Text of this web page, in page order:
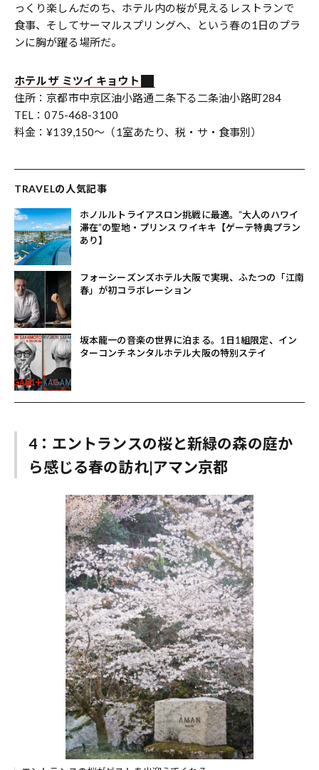
っくり楽しんだのち、ホテル内の桜が見えるレストランで
食事、そしてサーマルスプリングへ、という春の1日のプラ
ンに胸が躍る場所だ。
ホテル ザ ミツイ キョウト
住所：京都市中京区油小路通二条下る二条油小路町284
TEL：075-468-3100
料金：¥139,150〜（1室あたり、税・サ・食事別）
TRAVELの人気記事
ホノルルトライアスロン挑戦に最適。“大人のハワイ
滞在”の聖地・プリンス ワイキキ【ゲーテ特典プラン
あり】
フォーシーズンズホテル大阪で実現、ふたつの「江南
春」が初コラボレーション
坂本龍一の音楽の世界に泊まる。1日1組限定、イン
ターコンチネンタルホテル大阪の特別ステイ
4：エントランスの桜と新緑の森の庭か
ら感じる春の訪れ|アマン京都